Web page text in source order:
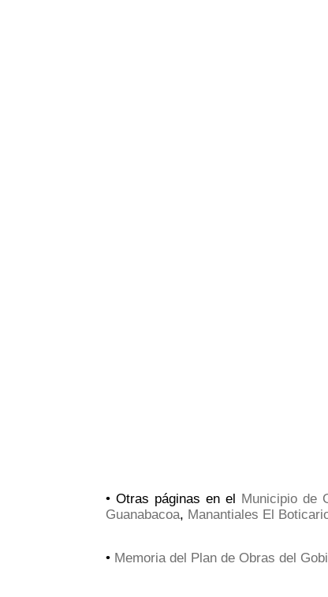
• Otras páginas en el Municipio de
Guanabacoa, Manantiales El
• Memoria del Plan de Obras del